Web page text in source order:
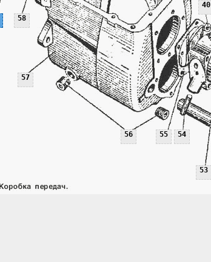
40
53
54
55
56
57
58